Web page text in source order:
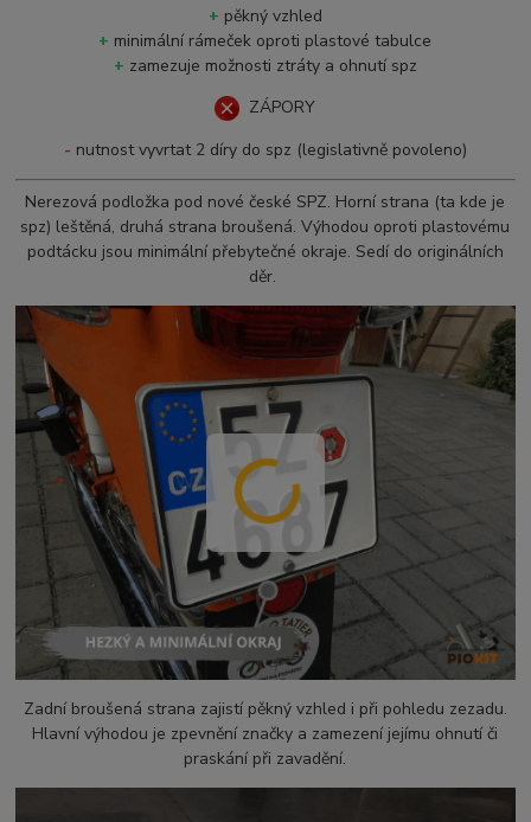
+ pěkný vzhled
+ minimální rámeček oproti plastové tabulce
+ zamezuje možnosti ztráty a ohnutí spz
ZÁPORY
- nutnost vyvrtat 2 díry do spz (legislativně povoleno)
Nerezová podložka pod nové české SPZ. Horní strana (ta kde je
spz) leštěná, druhá strana broušená. Výhodou oproti plastovému
podtácku jsou minimální přebytečné okraje. Sedí do originálních
děr.
Zadní broušená strana zajistí pěkný vzhled i při pohledu zezadu.
Hlavní výhodou je zpevnění značky a zamezení jejímu ohnutí či
praskání při zavadění.